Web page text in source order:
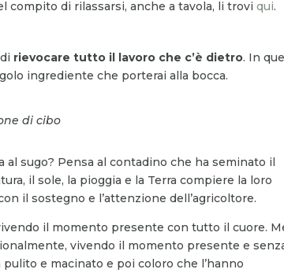
compito di rilassarsi, anche a tavola, li troviqui.
rievocare tutto il lavoro che c’è dietro. In
ingrediente che porterai alla bocca.
di cibo
sugo? Pensa al contadino che ha seminato il
il sole, la pioggia e la Terra compiere la loro
il sostegno e l’attenzione dell’agricoltore.
il momento presente con tutto il cuore.
vivendo il momento presente e
e macinato e poi coloro che l’hanno